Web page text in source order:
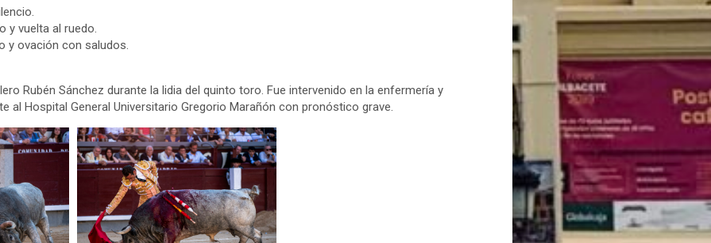
y vuelta al ruedo.
y ovación con saludos.
Rubén Sánchez durante la lidia del quinto toro. Fue intervenido en la enfermería y
al Hospital General Universitario Gregorio Marañón con pronóstico grave.